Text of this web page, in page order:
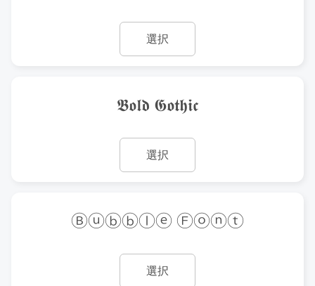
選択
𝕭𝖔𝖑𝖉 𝕲𝖔𝖙𝖍𝖎𝖈
選択
Ⓑⓤⓑⓑⓛⓔ Ⓕⓞⓝⓣ
選択